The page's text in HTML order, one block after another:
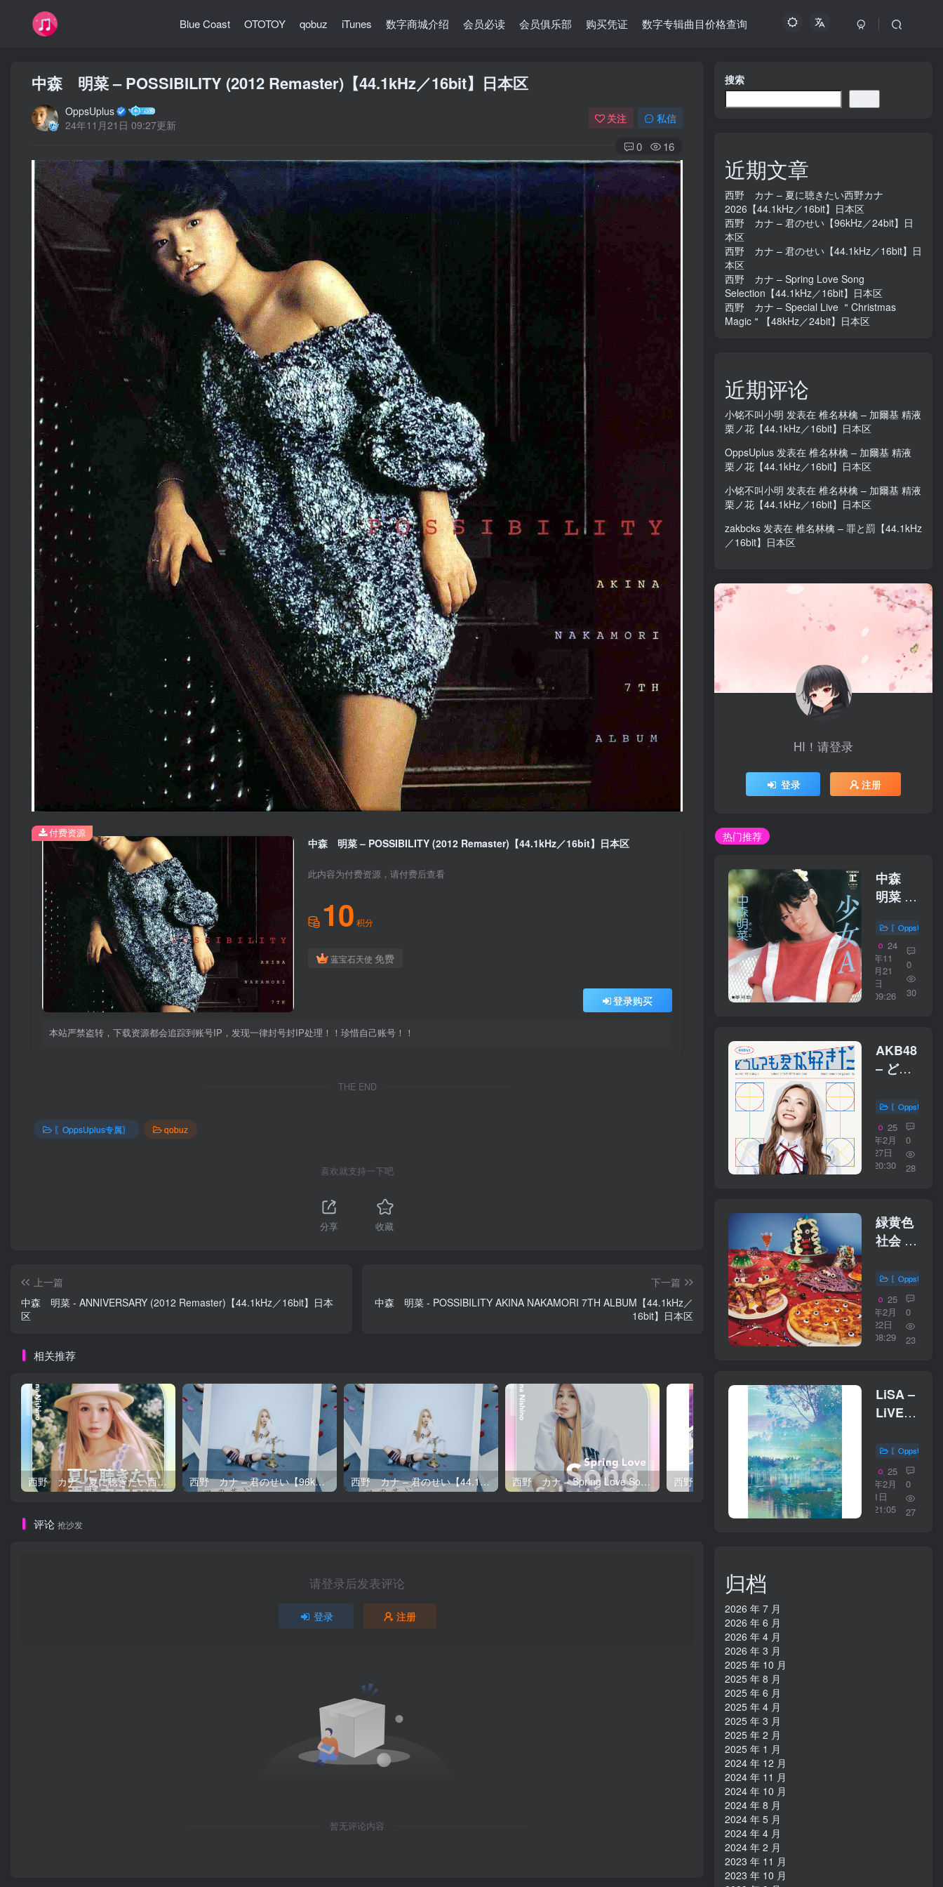
Blue Coast OTOTOY qobuz iTunes 数字商城介绍 会员必读 会员俱乐部 购买凭证 数字专辑曲目价格查询
中森 明菜 – POSSIBILITY (2012 Remaster)【44.1kHz／16bit】日本区
OppsUplus
24年11月21日 09:27更新
关注 私信
0 16
中森 明菜 – POSSIBILITY (2012 Remaster)【44.1kHz／16bit】日本区
此内容为付费资源，请付费后查看
10 积分
蓝宝石天使 免费
登录购买
本站严禁盗转，下载资源都会追踪到账号IP，发现一律封号封IP处理！！珍惜自己账号！！
付费资源
THE END
〖OppsUplus专属〗 qobuz
喜欢就支持一下吧
分享 收藏
上一篇
中森 明菜 - ANNIVERSARY (2012 Remaster)【44.1kHz／16bit】日本
区
下一篇
中森 明菜 - POSSIBILITY AKINA NAKAMORI 7TH ALBUM【44.1kHz／
16bit】日本区
相关推荐
西野 カナ – 夏に聴きたい西野カナ2026【44.1kHz／16bit】日本区 西野 カナ – 君のせい【96kHz／24bit】日本区 西野 カナ – 君のせい【44.1kHz／16bit】日本区 西野 カナ – Spring Love Song Selection【44.1kHz／16bit】日本区 西野 カナ – Special Live ＂Christmas Magic＂【48kHz／24bit】日本区
评论 抢沙发
请登录后发表评论
登录 注册
暂无评论内容
搜索
近期文章
西野 カナ – 夏に聴きたい西野カナ
2026【44.1kHz／16bit】日本区
西野 カナ – 君のせい【96kHz／24bit】日
本区
西野 カナ – 君のせい【44.1kHz／16bit】日
本区
西野 カナ – Spring Love Song
Selection【44.1kHz／16bit】日本区
西野 カナ – Special Live ＂Christmas
Magic＂【48kHz／24bit】日本区
近期评论
小铭不叫小明 发表在 椎名林檎 – 加爾基 精液
栗ノ花【44.1kHz／16bit】日本区
OppsUplus 发表在 椎名林檎 – 加爾基 精液
栗ノ花【44.1kHz／16bit】日本区
小铭不叫小明 发表在 椎名林檎 – 加爾基 精液
栗ノ花【44.1kHz／16bit】日本区
zakbcks 发表在 椎名林檎 – 罪と罰【44.1kHz
／16bit】日本区
HI！请登录
登录 注册
热门推荐
中森
明菜 –
A【
／
16bit】
日本区
〖OppsUplus
24
年11
月21
日
09:26
0
30
AKB48
– どう
君が好
きだ
(Special
Edition)
【44.1kHz
16bit】
日本区
〖OppsUplus
25
年2月
27日
20:30
0
28
緑黄色
社会 –
【44.1kHz
／
16bit】
日本区
〖OppsUplus
25
年2月
22日
08:29
0
23
LiSA –
LiVE is
Always
～Eve
＆Birth
～
「the
〖OppsUplus
25
年2月
1日
21:05
0
27
归档
2026 年 7 月
2026 年 6 月
2026 年 4 月
2026 年 3 月
2025 年 10 月
2025 年 8 月
2025 年 6 月
2025 年 4 月
2025 年 3 月
2025 年 2 月
2025 年 1 月
2024 年 12 月
2024 年 11 月
2024 年 10 月
2024 年 8 月
2024 年 5 月
2024 年 4 月
2024 年 2 月
2023 年 11 月
2023 年 10 月